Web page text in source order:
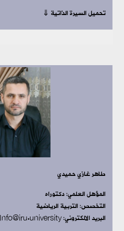
تحميل السيرة الذاتية ⇓
طاهر غازي حميدي
المؤهل العلمي: دكتوراه
التخصص: التربية الرياضية
البريد الالكتروني: Info@iru.university